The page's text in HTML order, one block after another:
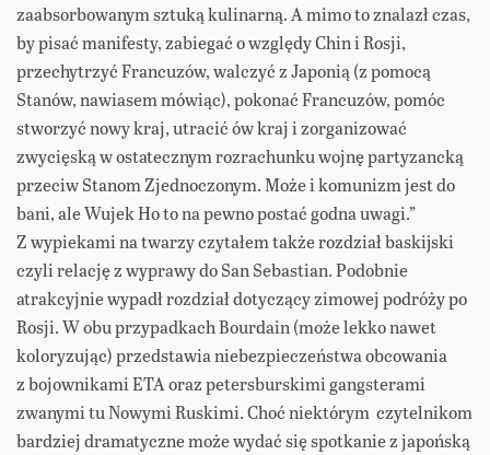
zaabsorbowanym sztuką kulinarną. A mimo to znalazł czas,
by pisać manifesty, zabiegać o względy Chin i Rosji,
przechytrzyć Francuzów, walczyć z Japonią (z pomocą
Stanów, nawiasem mówiąc), pokonać Francuzów, pomóc
stworzyć nowy kraj, utracić ów kraj i zorganizować
zwycięską w ostatecznym rozrachunku wojnę partyzancką
przeciw Stanom Zjednoczonym. Może i komunizm jest do
bani, ale Wujek Ho to na pewno postać godna uwagi.”
Z wypiekami na twarzy czytałem także rozdział baskijski
czyli relację z wyprawy do San Sebastian. Podobnie
atrakcyjnie wypadł rozdział dotyczący zimowej podróży po
Rosji. W obu przypadkach Bourdain (może lekko nawet
koloryzując) przedstawia niebezpieczeństwa obcowania
z bojownikami ETA oraz petersburskimi gangsterami
zwanymi tu Nowymi Ruskimi. Choć niektórym czytelnikom
bardziej dramatyczne może wydać się spotkanie z japońską